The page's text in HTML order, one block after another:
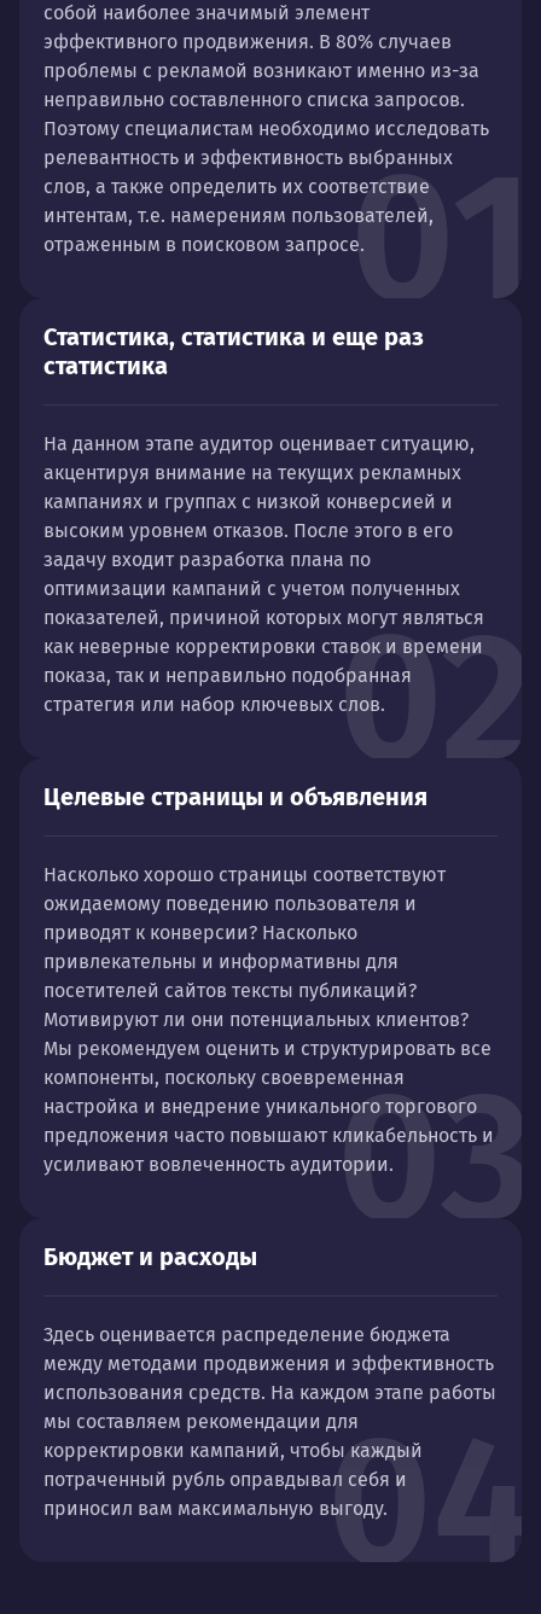
01
собой наиболее значимый элемент
эффективного продвижения. В 80% случаев
проблемы с рекламой возникают именно из-за
неправильно составленного списка запросов.
Поэтому специалистам необходимо исследовать
релевантность и эффективность выбранных
слов, а также определить их соответствие
интентам, т.е. намерениям пользователей,
отраженным в поисковом запросе.
02
Статистика, статистика и еще раз
статистика
На данном этапе аудитор оценивает ситуацию,
акцентируя внимание на текущих рекламных
кампаниях и группах с низкой конверсией и
высоким уровнем отказов. После этого в его
задачу входит разработка плана по
оптимизации кампаний с учетом полученных
показателей, причиной которых могут являться
как неверные корректировки ставок и времени
показа, так и неправильно подобранная
стратегия или набор ключевых слов.
03
Целевые страницы и объявления
Насколько хорошо страницы соответствуют
ожидаемому поведению пользователя и
приводят к конверсии? Насколько
привлекательны и информативны для
посетителей сайтов тексты публикаций?
Мотивируют ли они потенциальных клиентов?
Мы рекомендуем оценить и структурировать все
компоненты, поскольку своевременная
настройка и внедрение уникального торгового
предложения часто повышают кликабельность и
усиливают вовлеченность аудитории.
04
Бюджет и расходы
Здесь оценивается распределение бюджета
между методами продвижения и эффективность
использования средств. На каждом этапе работы
мы составляем рекомендации для
корректировки кампаний, чтобы каждый
потраченный рубль оправдывал себя и
приносил вам максимальную выгоду.